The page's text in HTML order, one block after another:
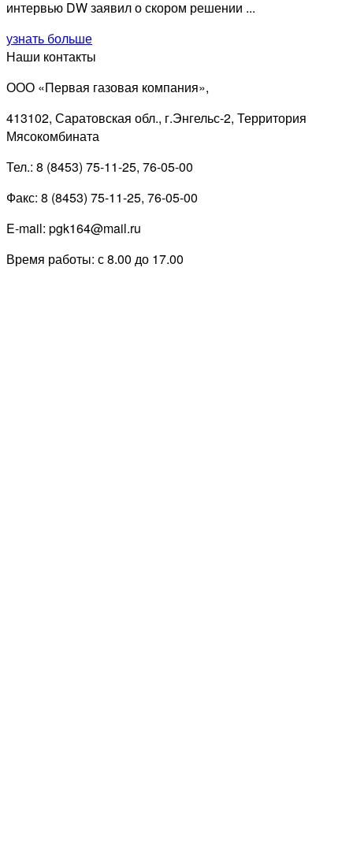
интервью DW заявил о скором решении ...
узнать больше
Наши контакты
ООО «Первая газовая компания»,
413102, Саратовская обл., г.Энгельс-2, Территория
Мясокомбината
Тел.: 8 (8453) 75-11-25, 76-05-00
Факс: 8 (8453) 75-11-25, 76-05-00
E-mail: pgk164@mail.ru
Время работы: с 8.00 до 17.00